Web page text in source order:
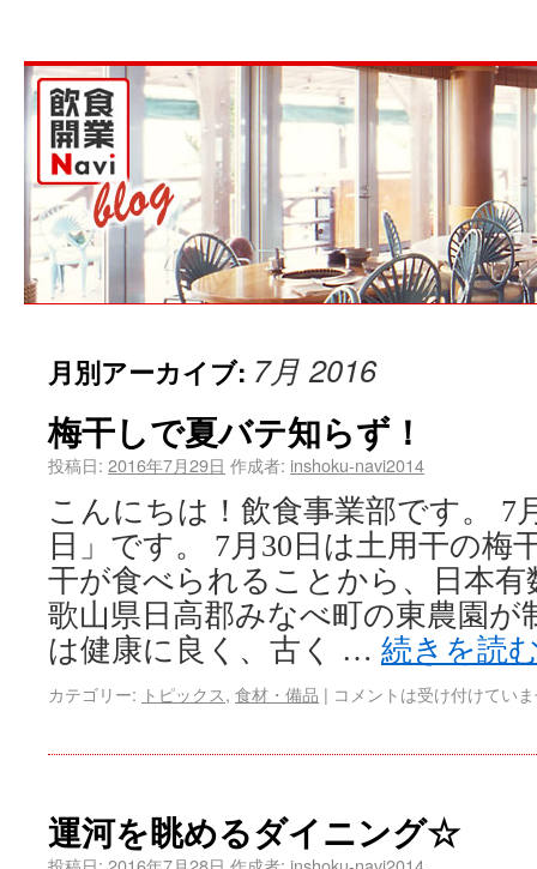
月別アーカイブ: 7月 2016
梅干しで夏バテ知らず！
投稿日: 2016年7月29日 作成者: inshoku-navi2014
こんにちは！飲食事業部です。 7
日」です。 7月30日は土用干の梅
干が食べられることから、日本有
歌山県日高郡みなべ町の東農園が
は健康に良く、古く … 続きを読
カテゴリー: トピックス, 食材・備品 | コメントは受け付けてい
運河を眺めるダイニング☆